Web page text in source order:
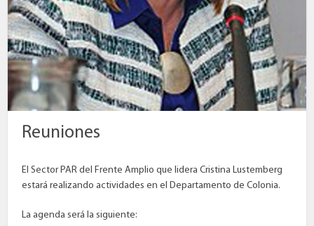
Reuniones
El Sector PAR del Frente Amplio que lidera Cristina Lustemberg
estará realizando actividades en el Departamento de Colonia.
La agenda será la siguiente: